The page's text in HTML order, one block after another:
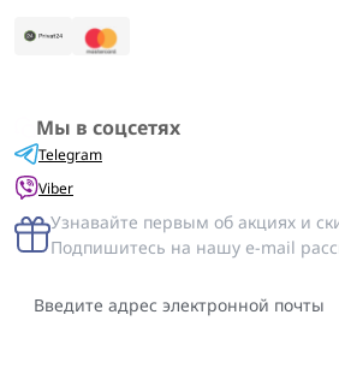
Мы в соцсетях
Telegram
Viber
Узнавайте первым об акциях и
Подпишитесь на нашу e-mail